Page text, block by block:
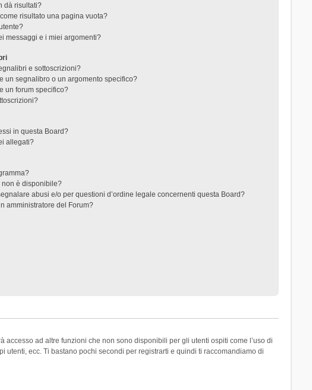
dà risultati?
risultato una pagina vuota?
messaggi e i miei argomenti?
e sottoscrizioni?
un segnalibro o un argomento specifico?
un forum specifico?
in questa Board?
allegati?
non è disponibile?
abusi e/o per questioni d’ordine legale concernenti questa Board?
amministratore del Forum?
ad altre funzioni che non sono disponibili per gli utenti ospiti come l’uso di
ecc. Ti bastano pochi secondi per registrarti e quindi ti raccomandiamo di